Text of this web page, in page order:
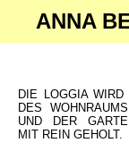
ANNA
DIE LOGGIA WIRD
DES
UND DER
MIT REIN GEHOLT.